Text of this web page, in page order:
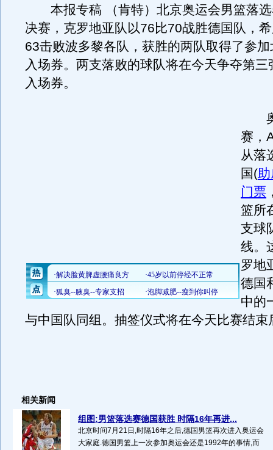
本报专稿 （肯特）北京奥运会男篮落选
决赛，克罗地亚队以76比70战胜德国队，
63击败波多黎各队，获胜的两队取得了参
入场券。两支落败的球队将在今天争夺第三
入场券。
奥
赛，
从落
国(
门票
篮所
支球
线。
罗地
德国
中的
与中国队同组。抽签仪式将在今天比赛结
相关新闻
组图:男篮落选赛德国获胜 时隔16年再进...
北京时间7月21日,时隔16年之后,德国男篮再次进入奥运会
大家庭.德国男篮上一次参加奥运会还是1992年的事情,而